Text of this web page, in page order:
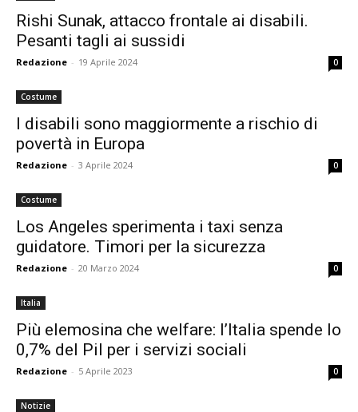
Rishi Sunak, attacco frontale ai disabili.
Pesanti tagli ai sussidi
Redazione - 19 Aprile 2024 0
Costume
I disabili sono maggiormente a rischio di
povertà in Europa
Redazione - 3 Aprile 2024 0
Costume
Los Angeles sperimenta i taxi senza
guidatore. Timori per la sicurezza
Redazione - 20 Marzo 2024 0
Italia
Più elemosina che welfare: l’Italia spende lo
0,7% del Pil per i servizi sociali
Redazione - 5 Aprile 2023 0
Notizie